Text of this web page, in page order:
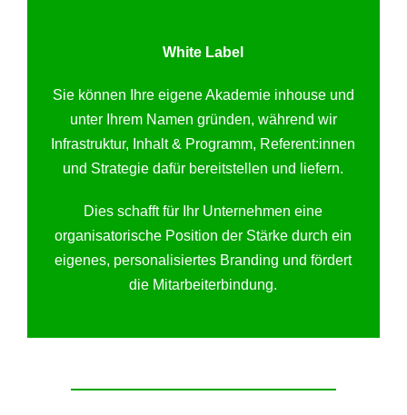
White Label
Sie können Ihre eigene Akademie inhouse und
unter Ihrem Namen gründen, während wir
Infrastruktur, Inhalt & Programm, Referent:innen
und Strategie dafür bereitstellen und liefern.
Dies schafft für Ihr Unternehmen eine
organisatorische Position der Stärke durch ein
eigenes, personalisiertes Branding und fördert
die Mitarbeiterbindung.